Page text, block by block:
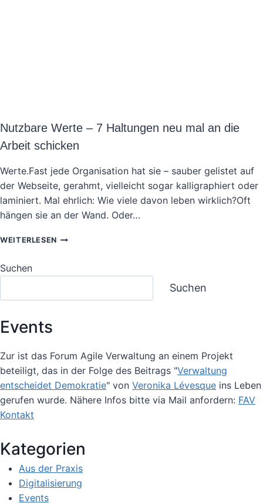
Nutzbare Werte – 7 Haltungen neu mal an die
Arbeit schicken
Werte.Fast jede Organisation hat sie – sauber gelistet auf
der Webseite, gerahmt, vielleicht sogar kalligraphiert oder
laminiert. Mal ehrlich: Wie viele davon leben wirklich?Oft
hängen sie an der Wand. Oder…
WEITERLESEN NUTZBARE
SCHICKEN
Suchen
Suchen
Events
Zur ist das Forum Agile Verwaltung an einem Projekt
beteiligt, das in der Folge des Beitrags "Verwaltung
entscheidet Demokratie" von Veronika Lévesque ins Leben
gerufen wurde. Nähere Infos bitte via Mail anfordern: FAV
Kontakt
Kategorien
Aus der Praxis
Digitalisierung
Events